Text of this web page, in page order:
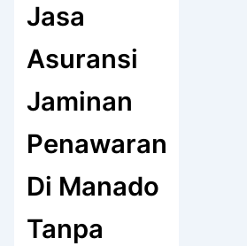
Jasa
Asuransi
Jaminan
Penawaran
Di Manado
Tanpa